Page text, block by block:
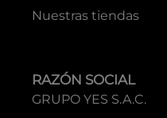
Nuestras tiendas
RAZÓN SOCIAL
GRUPO YES S.A.C.